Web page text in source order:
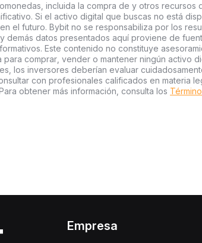
incluida la compra de y otros recursos
Si el activo digital que buscas no está
el futuro. Bybit no se responsabiliza por los
demás datos presentados aquí proviene de
Este contenido no constituye
comprar, vender o mantener ningún activo
los inversores deberían evaluar
con profesionales calificados en materia
obtener más información, consulta los
Empresa